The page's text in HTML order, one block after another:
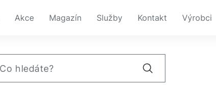
Akce Magazín Služby Kontakt Výrobci